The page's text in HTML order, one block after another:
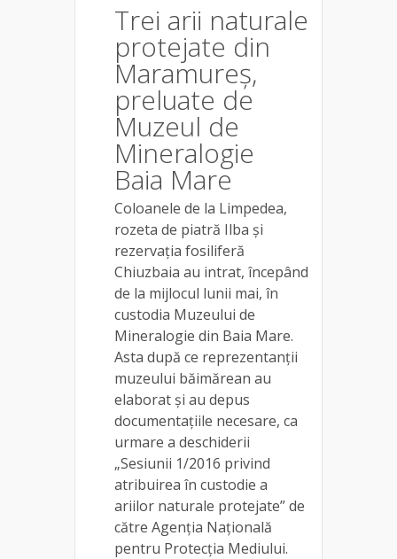
Trei arii naturale
protejate din
Maramureș,
preluate de
Muzeul de
Mineralogie
Baia Mare
Coloanele de la Limpedea,
rozeta de piatră Ilba și
rezervația fosiliferă
Chiuzbaia au intrat, începând
de la mijlocul lunii mai, în
custodia Muzeului de
Mineralogie din Baia Mare.
Asta după ce reprezentanții
muzeului băimărean au
elaborat și au depus
documentațiile necesare, ca
urmare a deschiderii
„Sesiunii 1/2016 privind
atribuirea în custodie a
ariilor naturale protejate” de
către Agenția Națională
pentru Protecția Mediului.